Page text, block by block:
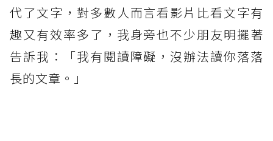
代了文字，對多數人而言看影片比看文字有
趣又有效率多了，我身旁也不少朋友明擺著
告訴我：「我有閱讀障礙，沒辦法讀你落落
長的文章。」